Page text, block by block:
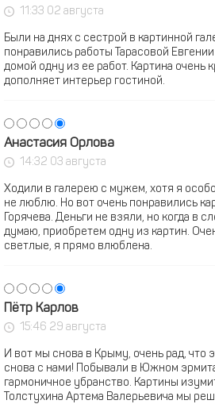
11:33 02 августа
Были на днях с сестрой в картинной
понравились работы Тарасовой
домой одну из ее работ. Картина очень
дополняет интерьер гостиной.
Анастасия Орлова
14:32 03 августа
Ходили в галерею с мужем, хотя я
не люблю. Но вот очень понравились
Горячева. Деньги не взяли, но когда в
думаю, приобретем одну из картин.
светлые, я прямо влюблена.
Пётр Карлов
15:46 29 августа
И вот мы снова в Крыму, очень рад, что
снова с нами! Побывали в Южном
гармоничное убранство. Картины
Толстухина Артема Валерьевича мы